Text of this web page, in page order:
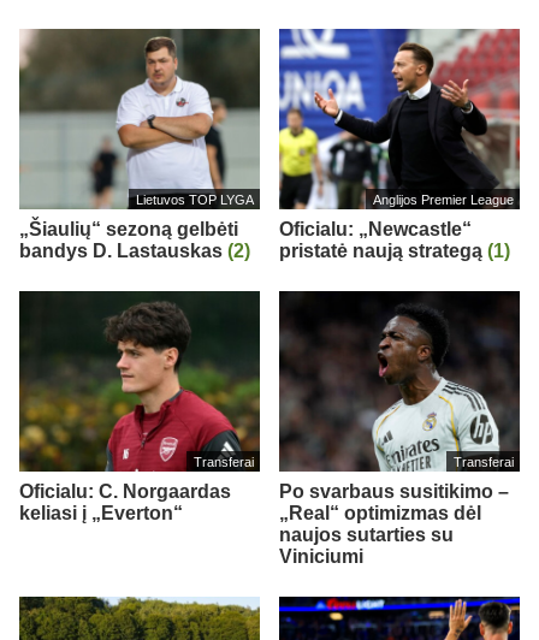
Lietuvos TOP LYGA
„Šiaulių“ sezoną gelbėti
bandys D. Lastauskas (2)
Anglijos Premier League
Oficialu: „Newcastle“
pristatė naują strategą (1)
Transferai
Oficialu: C. Norgaardas
keliasi į „Everton“
Transferai
Po svarbaus susitikimo –
„Real“ optimizmas dėl
naujos sutarties su
Viniciumi